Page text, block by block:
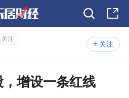
关注
注
增设一条红线